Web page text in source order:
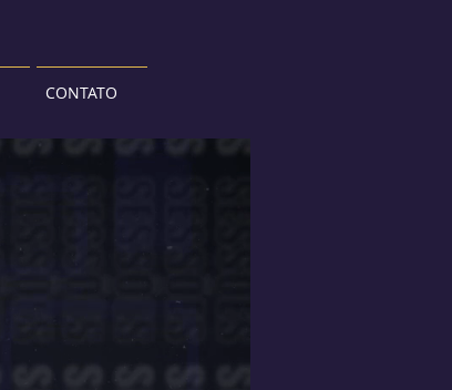
CONTATO